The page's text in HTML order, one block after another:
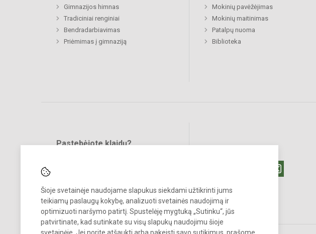
Šioje svetainėje naudojame slapukus siekdami užtikrinti jums
teikiamų paslaugų kokybę, analizuoti svetainės naudojimą ir
optimizuoti naršymo patirtį. Spustelėję mygtuką „Sutinku“, jūs
patvirtinate, kad sutinkate su visų slapukų naudojimu šioje
Gimnazijos himnas
Tradiciniai renginiai
Bendradarbiavimas
Priėmimas į gimnaziją
Mokinių pavėžėjimas
Mokinių maitinimas
Patalpų nuoma
Biblioteka
Pastebėjote klaidų?